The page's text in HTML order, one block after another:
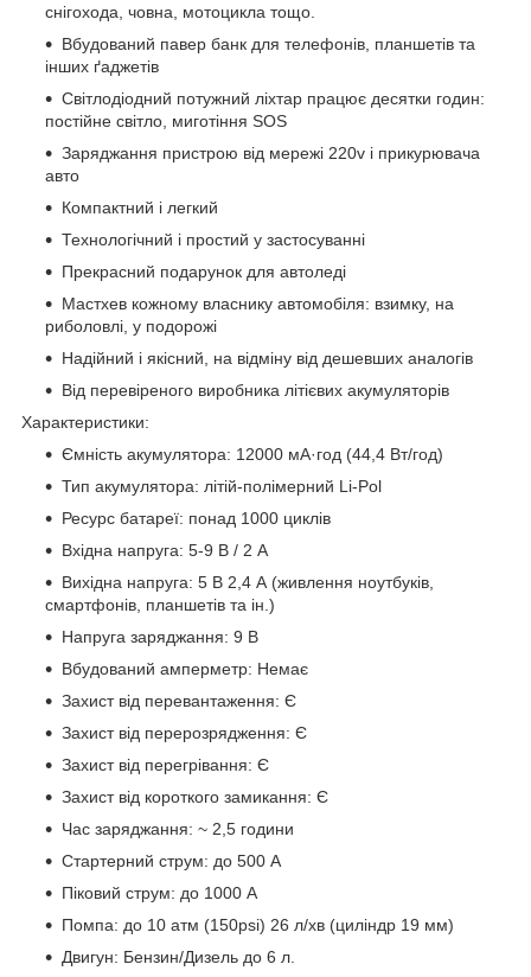
снігохода, човна, мотоцикла тощо.
Вбудований павер банк для телефонів, планшетів та
інших ґаджетів
Світлодіодний потужний ліхтар працює десятки годин:
постійне світло, миготіння SOS
Заряджання пристрою від мережі 220v і прикурювача
авто
Компактний і легкий
Технологічний і простий у застосуванні
Прекрасний подарунок для автоледі
Мастхев кожному власнику автомобіля: взимку, на
риболовлі, у подорожі
Надійний і якісний, на відміну від дешевших аналогів
Від перевіреного виробника літієвих акумуляторів
Характеристики:
Ємність акумулятора: 12000 мА·год (44,4 Вт/год)
Тип акумулятора: літій-полімерний Li-Pol
Ресурс батареї: понад 1000 циклів
Вхідна напруга: 5-9 В / 2 А
Вихідна напруга: 5 В 2,4 А (живлення ноутбуків,
смартфонів, планшетів та ін.)
Напруга заряджання: 9 В
Вбудований амперметр: Немає
Захист від перевантаження: Є
Захист від перерозрядження: Є
Захист від перегрівання: Є
Захист від короткого замикання: Є
Час заряджання: ~ 2,5 години
Стартерний струм: до 500 А
Піковий струм: до 1000 А
Помпа: до 10 атм (150psi) 26 л/хв (циліндр 19 мм)
Двигун: Бензин/Дизель до 6 л.